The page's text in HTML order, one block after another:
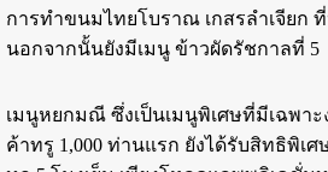
การทำขนมไทยโบราณ เกสรลำเจียก
นอกจากนั้นยังมีเมนู ข้าวผัดรัชกาลที่ 5
เมนูหยกมณี ซึ่งเป็นเมนูพิเศษที่มีเฉพา
ค้าทรู 1,000 ท่านแรก ยังได้รับสิทธิพิเ